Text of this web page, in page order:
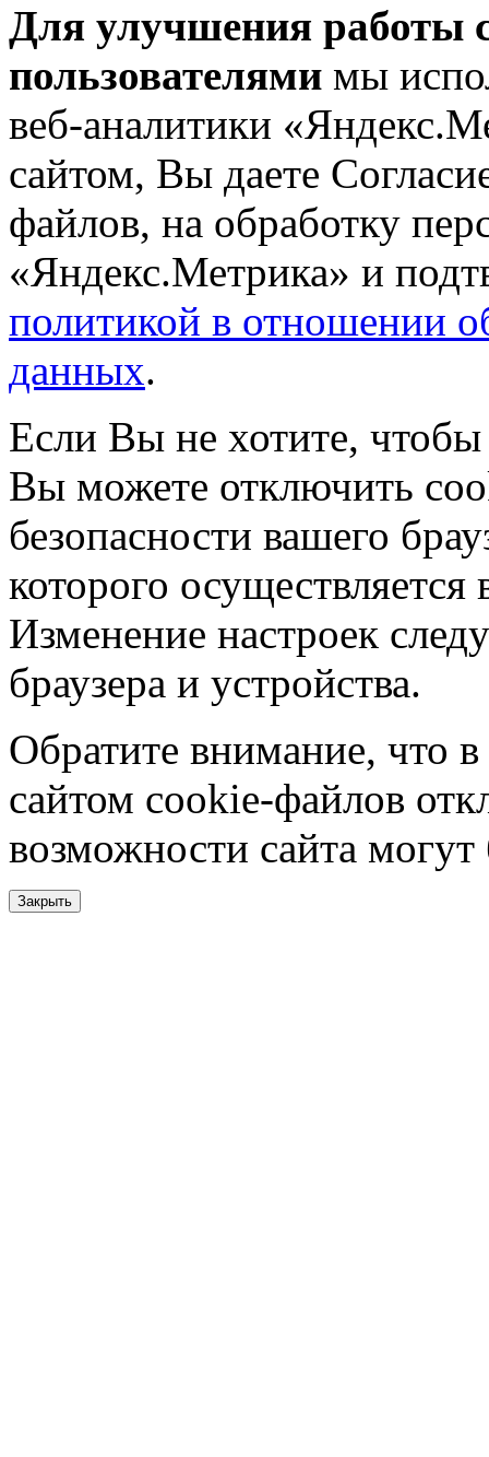
Для улучшения работы
пользователями мы
веб-аналитики
сайтом, Вы даете
файлов, на обработку
«Яндекс.Метрика» и
политикой в отношении
данных.
Если Вы не хотите,
Вы можете отключить
безопасности вашего
которого
Изменение настроек
браузера и устройства.
Обратите внимание, что в
сайтом cookie-файлов
возможности сайта
Закрыть